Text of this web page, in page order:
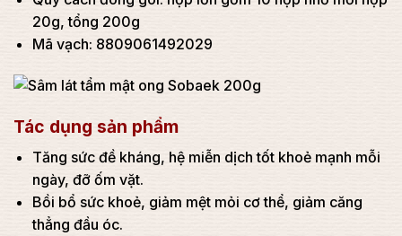
20g, tổng 200g
Mã vạch: 8809061492029
Tác dụng sản phẩm
Tăng sức đề kháng, hệ miễn dịch tốt khoẻ mạnh mỗi
ngày, đỡ ốm vặt.
Bồi bổ sức khoẻ, giảm mệt mỏi cơ thể, giảm căng
thẳng đầu óc.